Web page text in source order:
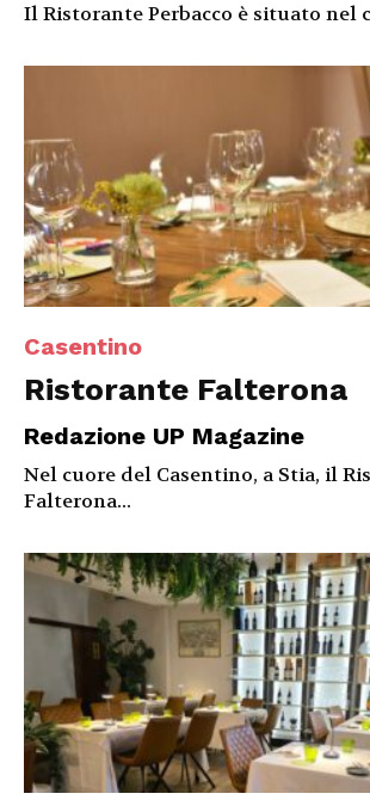
Il Ristorante Perbacco è situato nel
Casentino
Ristorante Falterona
Redazione UP Magazine
Nel cuore del Casentino, a Stia, il
Falterona...